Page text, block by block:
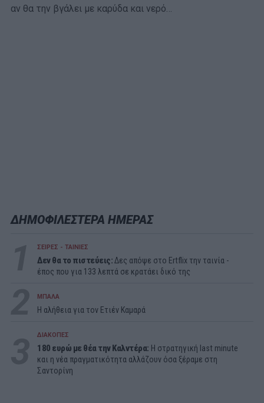
αν θα την βγάλει με καρύδα και νερό…
ΔΗΜΟΦΙΛΕΣΤΕΡΑ ΗΜΕΡΑΣ
ΣΕΙΡΕΣ - ΤΑΙΝΙΕΣ
Δεν θα το πιστεύεις:Δες απόψε στο Ertflix την ταινία -
έπος που για 133 λεπτά σε κρατάει δικό της
ΜΠΑΛΑ
Η αλήθεια για τον Ετιέν Καμαρά
ΔΙΑΚΟΠΕΣ
180 ευρώ με θέα την Καλντέρα: Η στρατηγική last minute
και η νέα πραγματικότητα αλλάζουν όσα ξέραμε στη
Σαντορίνη